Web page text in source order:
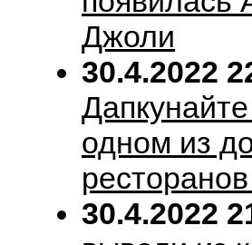
Джоли
30.4.2022
одном из
30.4.2022